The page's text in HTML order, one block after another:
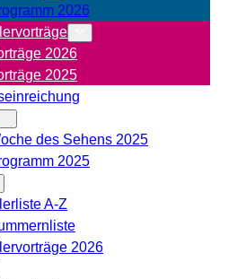
2026
2026
2025
des Sehens 2025
2025
A-Z
2026